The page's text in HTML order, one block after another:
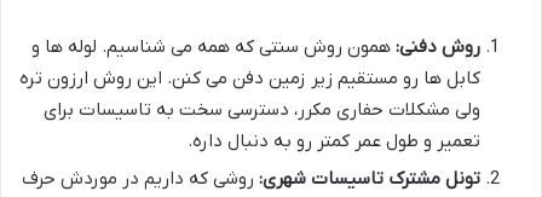
روش دفنی: همون روش سنتی که همه می شناسیم. لوله ها و
کابل ها رو مستقیم زیر زمین دفن می کنن. این روش ارزون تره
ولی مشکلات حفاری مکرر، دسترسی سخت به تاسیسات برای
تعمیر و طول عمر کمتر رو به دنبال داره.
تونل مشترک تاسیسات شهری: روشی که داریم در موردش حرف